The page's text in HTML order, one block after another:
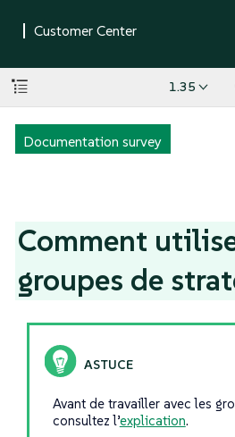
1.35
Documentation survey
Comment
groupes de
Avant de travailler avec les
consultez l’explication.